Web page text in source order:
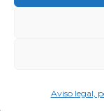
Aviso legal,
Avís legal,